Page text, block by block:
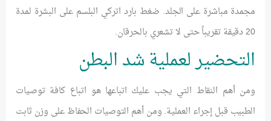
مجمدة مباشرة على الجلد. ضغط بارد اتركي البلسم على البشرة لمدة
20 دقيقة تقريباً حتى لا تشعري بالحرقان.
التحضير لعملية شد البطن
ومن أهم النقاط التي يجب عليك اتباعها هو اتباع كافة توصيات
الطبيب قبل إجراء العملية. ومن أهم التوصيات الحفاظ على وزن ثابت